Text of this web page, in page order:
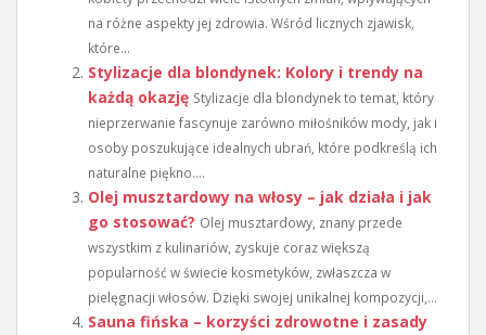
na różne aspekty jej zdrowia. Wśród licznych zjawisk,
które...
Stylizacje dla blondynek: Kolory i trendy na
każdą okazję Stylizacje dla blondynek to temat, który
nieprzerwanie fascynuje zarówno miłośników mody, jak i
osoby poszukujące idealnych ubrań, które podkreślą ich
naturalne piękno....
Olej musztardowy na włosy – jak działa i jak
go stosować? Olej musztardowy, znany przede
wszystkim z kulinariów, zyskuje coraz większą
popularność w świecie kosmetyków, zwłaszcza w
pielęgnacji włosów. Dzięki swojej unikalnej kompozycji,...
Sauna fińska – korzyści zdrowotne i zasady